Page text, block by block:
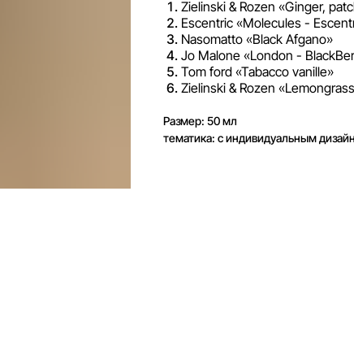
Zielinski & Rozen «Ginger,
Escentric «Molecules -
Nasomatto «Black Afgano»
Jo Malone «London -
Tom ford «Tabacco vanille»
Zielinski & Rozen
Размер: 50 мл
тематика: с индивидуальным